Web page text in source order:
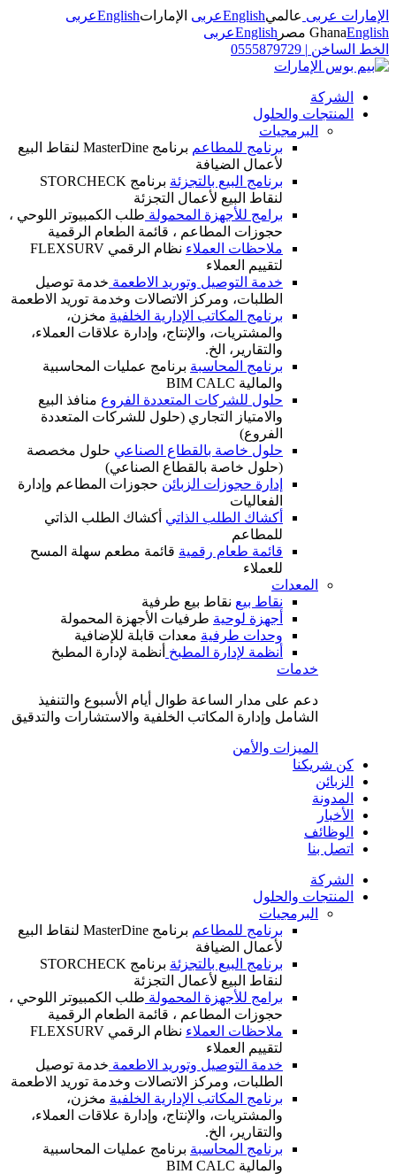
الإمارات عربى عالميEnglishعربى الإماراتEnglishعربى
GhanaEnglish مصر Englishعربى
الخط الساخن |
0555879729
الشركة
المنتجات والحلول
البرمجيات
برنامج للمطاعم
برنامج MasterDine لنقاط البيع
لأعمال الضيافة
برنامج البيع بالتجزئة
برنامج STORCHECK
لنقاط البيع لأعمال التجزئة
برامج للأجهزة المحمولة طلب الكمبيوتر اللوحي ،
حجوزات المطاعم ، قائمة الطعام الرقمية
ملاحظات العملاء
نظام الرقمي FLEXSURV
لتقييم العملاء
خدمة التوصيل وتوريد الاطعمة خدمة توصيل
الطلبات، ومركز الاتصالات وخدمة توريد الاطعمة
برنامج المكاتب الإدارية الخلفية مخزن،
والمشتريات، والإنتاج، وإدارة علاقات العملاء،
والتقارير، الخ.
برنامج المحاسبة برنامج عمليات المحاسبية
والمالية BIM CALC
حلول للشركات المتعددة الفروع منافذ البيع
والامتياز التجاري (حلول للشركات المتعددة
الفروع)
حلول خاصة بالقطاع الصناعي حلول مخصصة
(حلول خاصة بالقطاع الصناعي)
إدارة حجوزات الزبائن حجوزات المطاعم وإدارة
الفعاليات
أكشاك الطلب الذاتي أكشاك الطلب الذاتي
للمطاعم
قائمة طعام رقمية قائمة مطعم سهلة المسح
للعملاء
المعدات
نقاط بيع نقاط بيع طرفية
أجهزة لوحية طرفيات الأجهزة المحمولة
وحدات طرفية معدات قابلة للإضافية
أنظمة لإدارة المطبخ أنظمة لإدارة المطبخ
خدمات
دعم على مدار الساعة طوال أيام الأسبوع والتنفيذ
الشامل وإدارة المكاتب الخلفية والاستشارات والتدقيق
الميزات والأمن
كن شريكنا
الزبائن
المدونة
الأخبار
الوظائف
اتصل بنا
الشركة
المنتجات والحلول
البرمجيات
برنامج للمطاعم
برنامج MasterDine لنقاط البيع
لأعمال الضيافة
برنامج البيع بالتجزئة
برنامج STORCHECK
لنقاط البيع لأعمال التجزئة
برامج للأجهزة المحمولة طلب الكمبيوتر اللوحي ،
حجوزات المطاعم ، قائمة الطعام الرقمية
ملاحظات العملاء
نظام الرقمي FLEXSURV
لتقييم العملاء
خدمة التوصيل وتوريد الاطعمة خدمة توصيل
الطلبات، ومركز الاتصالات وخدمة توريد الاطعمة
برنامج المكاتب الإدارية الخلفية مخزن،
والمشتريات، والإنتاج، وإدارة علاقات العملاء،
والتقارير، الخ.
برنامج المحاسبة برنامج عمليات المحاسبية
والمالية BIM CALC